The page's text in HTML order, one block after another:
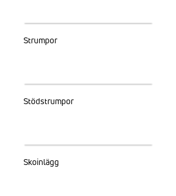
Strumpor
Stödstrumpor
Skoinlägg